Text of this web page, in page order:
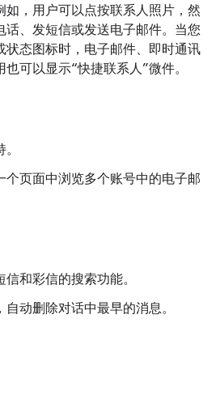
如，用户可以点按联系人照片，然
话、发短信或发送电子邮件。当您
状态图标时，电子邮件、即时通讯
可以显示“快捷联系人”微件。
个页面中浏览多个账号中的电子邮
和彩信的搜索功能。
动删除对话中最早的消息。